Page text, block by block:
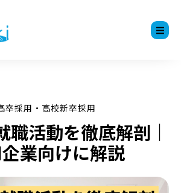
卒採用・高校新卒採用
職活動を徹底解剖｜
業向けに解説